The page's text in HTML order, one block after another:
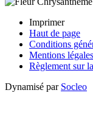
Imprimer
Haut de page
Conditions
Mentions légales
Règlement sur
Dynamisé par Socleo